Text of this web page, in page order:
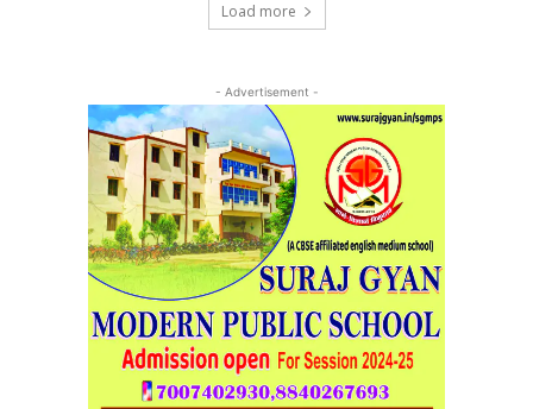
Load more
- Advertisement -